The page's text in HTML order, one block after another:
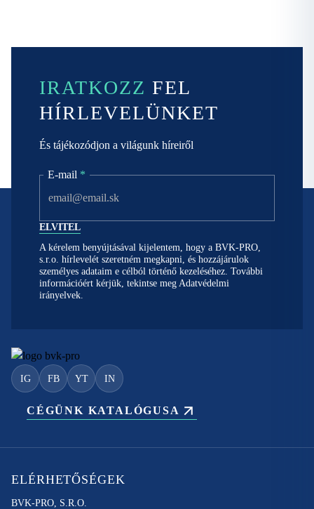
IRATKOZZ FEL
HÍRLEVELÜNKET
És tájékozódjon a világunk híreiről
E-mail *
A kérelem benyújtásával kijelentem, hogy a BVK-PRO,
s.r.o. hírlevelét szeretném megkapni, és hozzájárulok
személyes adataim e célból történő kezeléséhez. További
információért kérjük, tekintse meg Adatvédelmi
irányelvek.
IG FB YT IN
CÉGÜNK KATALÓGUSA
ELÉRHETŐSÉGEK
BVK-PRO, S.R.O.